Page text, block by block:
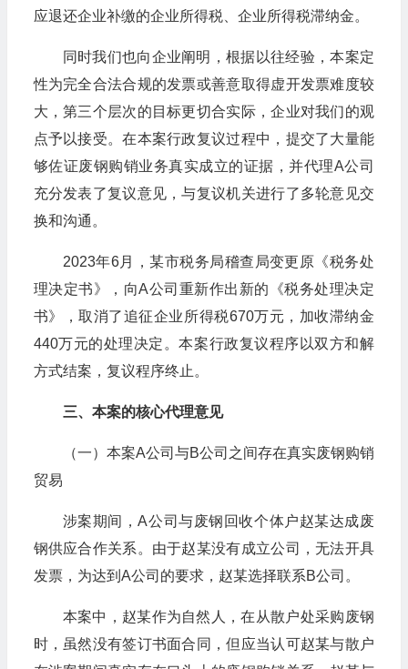
应退还企业补缴的企业所得税、企业所得税滞纳金。
同时我们也向企业阐明，根据以往经验，本案定
性为完全合法合规的发票或善意取得虚开发票难度较
大，第三个层次的目标更切合实际，企业对我们的观
点予以接受。在本案行政复议过程中，提交了大量能
够佐证废钢购销业务真实成立的证据，并代理A公司
充分发表了复议意见，与复议机关进行了多轮意见交
换和沟通。
2023年6月，某市税务局稽查局变更原《税务处
理决定书》，向A公司重新作出新的《税务处理决定
书》，取消了追征企业所得税670万元，加收滞纳金
440万元的处理决定。本案行政复议程序以双方和解
方式结案，复议程序终止。
三、本案的核心代理意见
（一）本案A公司与B公司之间存在真实废钢购销
贸易
涉案期间，A公司与废钢回收个体户赵某达成废
钢供应合作关系。由于赵某没有成立公司，无法开具
发票，为达到A公司的要求，赵某选择联系B公司。
本案中，赵某作为自然人，在从散户处采购废钢
时，虽然没有签订书面合同，但应当认可赵某与散户